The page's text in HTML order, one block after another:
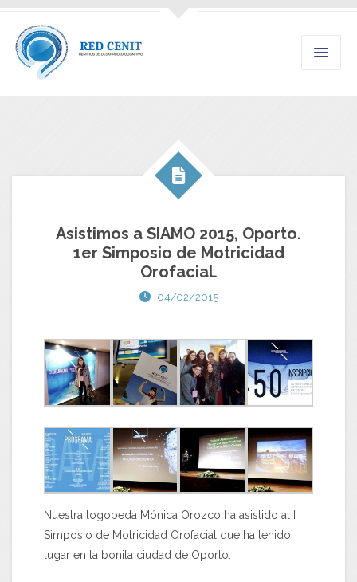
Asistimos a SIAMO 2015, Oporto.
1er Simposio de Motricidad
Orofacial.
04/02/2015
Nuestra logopeda Mónica Orozco ha asistido al I
Simposio de Motricidad Orofacial que ha tenido
lugar en la bonita ciudad de Oporto.